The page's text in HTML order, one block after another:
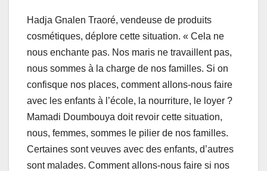
Hadja Gnalen Traoré, vendeuse de produits
cosmétiques, déplore cette situation. « Cela ne
nous enchante pas. Nos maris ne travaillent pas,
nous sommes à la charge de nos familles. Si on
confisque nos places, comment allons-nous faire
avec les enfants à l’école, la nourriture, le loyer ?
Mamadi Doumbouya doit revoir cette situation,
nous, femmes, sommes le pilier de nos familles.
Certaines sont veuves avec des enfants, d’autres
sont malades. Comment allons-nous faire si nos